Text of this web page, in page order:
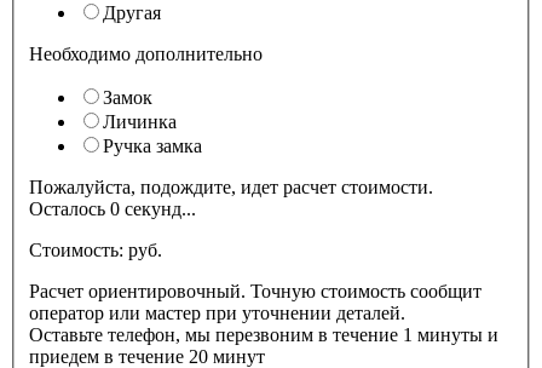
Другая
Необходимо дополнительно
Замок
Личинка
Ручка замка
Пожалуйста, подождите, идет расчет стоимости.
Осталось 0 секунд...
Стоимость: pуб.
Расчет ориентировочный. Точную стоимость сообщит
оператор или мастер при уточнении деталей.
Оставьте телефон, мы перезвоним в течение 1 минуты и
приедем в течение 20 минут